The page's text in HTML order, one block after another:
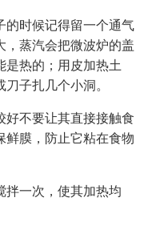
的时候记得留一个通气
，蒸汽会把微波炉的盖
是热的；用皮加热土
子扎几个小洞。
好不要让其直接接触食
鲜膜，防止它粘在食物
拌一次，使其加热均